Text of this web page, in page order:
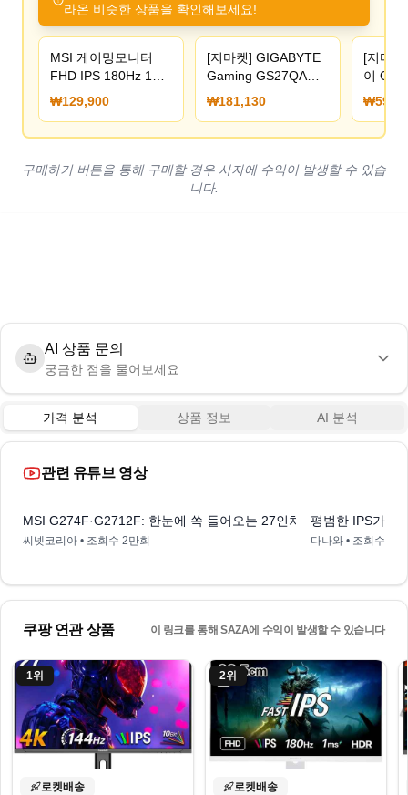
라온 비슷한 상품을 확인해보세요!
MSI 게이밍모니터
FHD IPS 180Hz 1ms
27인치 G274F
(139,900원/무료)
₩129,900
[지마켓] GIGABYTE
Gaming GS27QA
QHD IPS 1ms 180Hz
HDR 게이밍모니터
₩181,130
[지마
이 G7
인치
구매하기 버튼을 통해 구매할 경우 사자에 수익이 발생할 수 있습
니다.
AI 상품 문의
궁금한 점을 물어보세요
가격 분석 상품 정보 AI 분석
관련 유튜브 영상
MSI G274F·G2712F: 한눈에 쏙 들어오는 27인치에 180Hz 고주사
씨넷코리아 • 조회수 2만회
평범한 IPS가 아
다나와 • 조회수
쿠팡 연관 상품 이 링크를 통해 SAZA에 수익이 발생할 수 있습니다
1위
로켓배송
2위
로켓배송